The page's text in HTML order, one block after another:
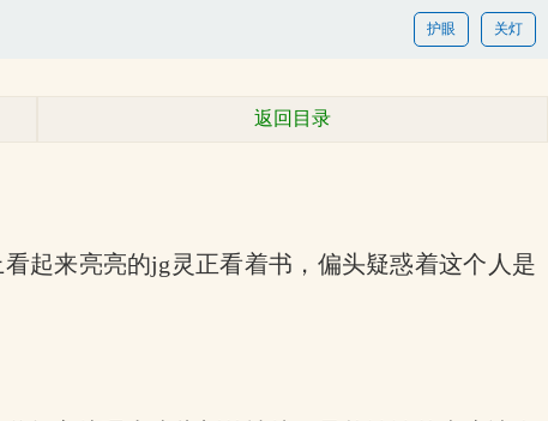
关灯
护眼
返回目录
起来亮亮的jg灵正看着书，偏头疑惑着这个人是